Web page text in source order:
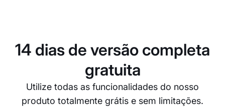
14 dias de versão completa
gratuita
Utilize todas as funcionalidades do nosso
produto totalmente grátis e sem limitações.